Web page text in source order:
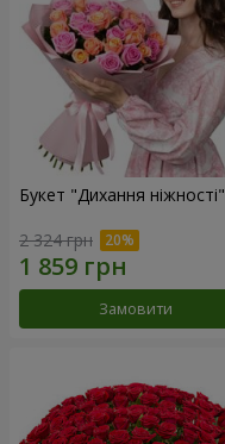
Букет "Дихання ніжності"
2 324 грн
Замовити